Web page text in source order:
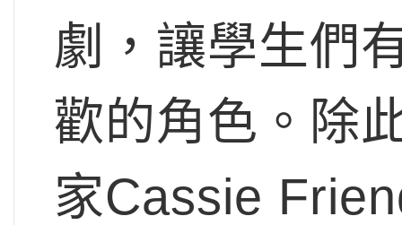
劇，讓學生們
歡的角色。除
家Cassie